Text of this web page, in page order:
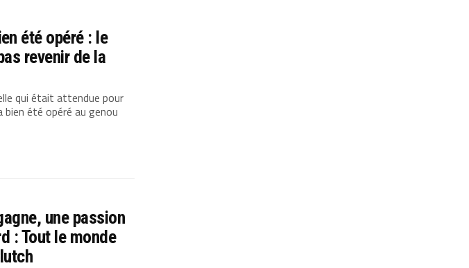
été opéré : le
revenir de la
qui était attendue pour
bien été opéré au genou
une passion
: Tout le monde